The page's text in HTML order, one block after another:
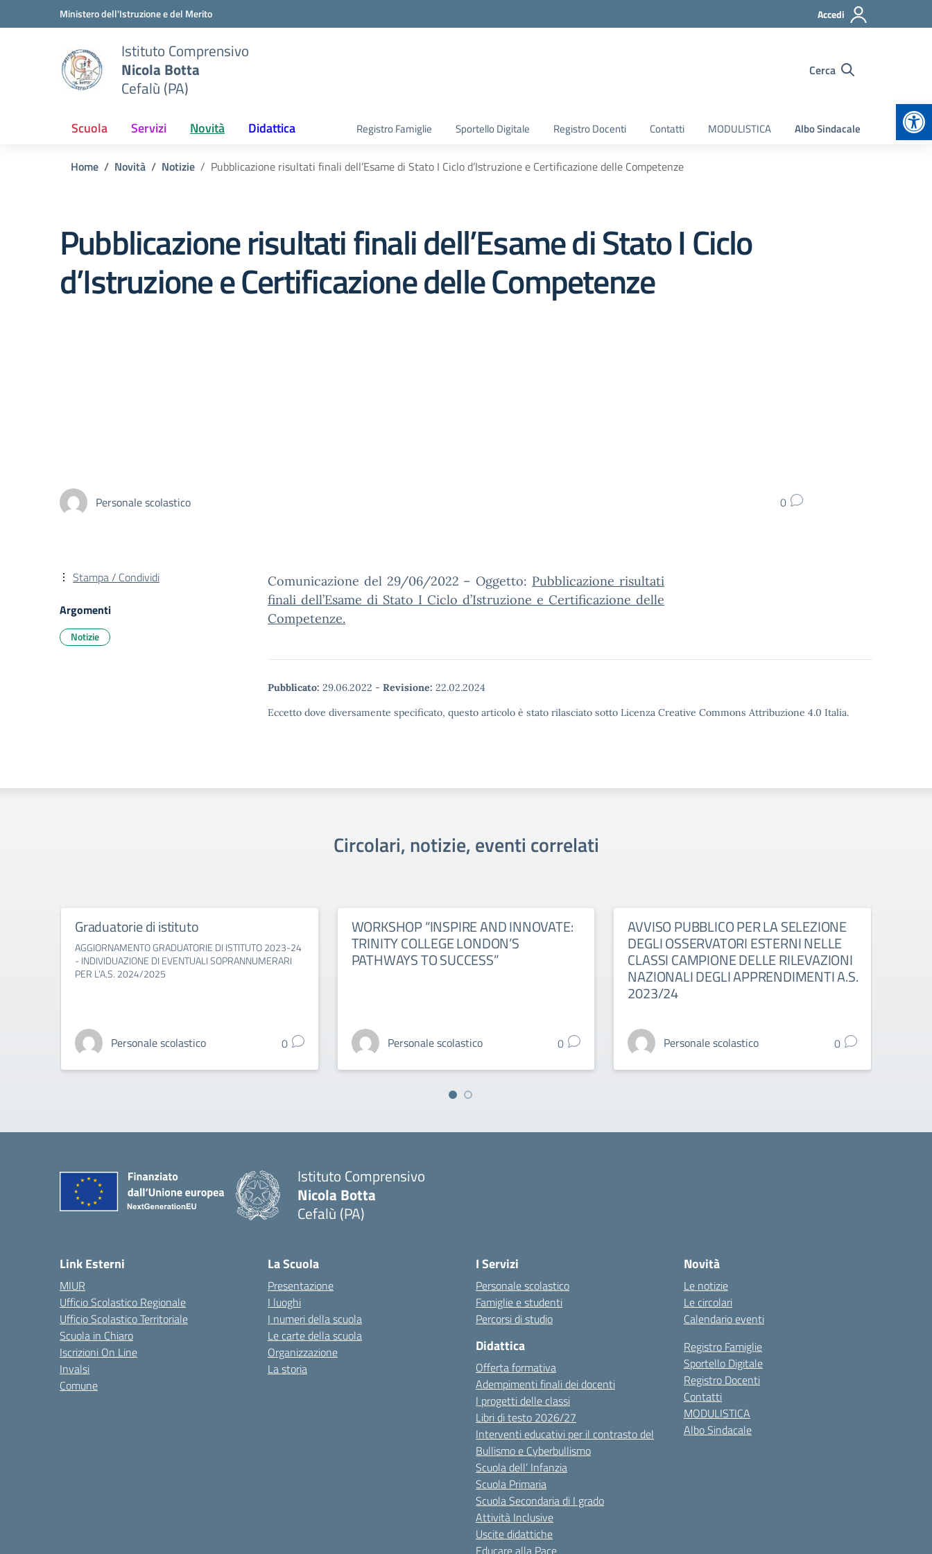
Vai ai contenuti
Vai al menu di navigazioneMinistero dell'Istruzione e del Merito Accedi
Istituto Comprensivo
Nicola Botta
Cefalù (PA)
Cerca
Scuola Servizi Novità Didattica Registro Famiglie Sportello Digitale Registro Docenti Contatti MODULISTICA Albo Sindacale
Home Novità Notizie Pubblicazione risultati finali dell’Esame di Stato I Ciclo d’Istruzione e Certificazione delle Competenze
Pubblicazione risultati finali dell’Esame di Stato I Ciclo
d’Istruzione e Certificazione delle Competenze
Personale scolastico 0
Comunicazione del 29/06/2022 – Oggetto: Pubblicazione risultati
finali dell’Esame di Stato I Ciclo d’Istruzione e Certificazione delle
Competenze.
Pubblicato: 29.06.2022 - Revisione: 22.02.2024
Eccetto dove diversamente specificato, questo articolo è stato rilasciato sotto Licenza Creative Commons Attribuzione 4.0 Italia.
Stampa / Condividi
Argomenti
Notizie
Circolari, notizie, eventi correlati
Graduatorie di istituto
AGGIORNAMENTO GRADUATORIE DI ISTITUTO 2023-24
- INDIVIDUAZIONE DI EVENTUALI SOPRANNUMERARI
PER L'A.S. 2024/2025
Personale scolastico 0
WORKSHOP “INSPIRE AND INNOVATE:
TRINITY COLLEGE LONDON’S
PATHWAYS TO SUCCESS”
Personale scolastico 0
AVVISO PUBBLICO PER LA SELEZIONE
DEGLI OSSERVATORI ESTERNI NELLE
CLASSI CAMPIONE DELLE RILEVAZIONI
NAZIONALI DEGLI APPRENDIMENTI A.S.
2023/24
Personale scolastico 0
Istituto Comprensivo
Nicola Botta
Cefalù (PA)
Link Esterni
MIUR
Ufficio Scolastico Regionale
Ufficio Scolastico Territoriale
Scuola in Chiaro
Iscrizioni On Line
Invalsi
Comune
La Scuola
Presentazione
I luoghi
I numeri della scuola
Le carte della scuola
Organizzazione
La storia
I Servizi
Personale scolastico
Famiglie e studenti
Percorsi di studio
Didattica
Offerta formativa
Adempimenti finali dei docenti
I progetti delle classi
Libri di testo 2026/27
Interventi educativi per il contrasto del
Bullismo e Cyberbullismo
Scuola dell’ Infanzia
Scuola Primaria
Scuola Secondaria di I grado
Attività Inclusive
Uscite didattiche
Educare alla Pace
Novità
Le notizie
Le circolari
Calendario eventi
Registro Famiglie
Sportello Digitale
Registro Docenti
Contatti
MODULISTICA
Albo Sindacale